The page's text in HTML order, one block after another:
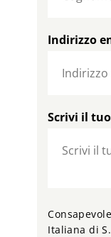
Indirizzo
Scrivi il
Italiana di